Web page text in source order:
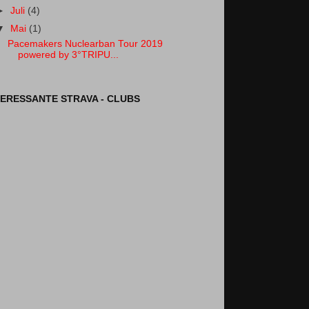
Juli (4)
Mai (1)
Pacemakers Nuclearban Tour 2019
powered by 3°TRIPU...
STRAVA - CLUBS